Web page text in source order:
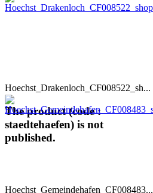
Hoechst_Drakenloch_CF008522_sh...
The product (code :
staedtehaefen) is not
published.
Hoechst_Gemeindehafen_CF008483...